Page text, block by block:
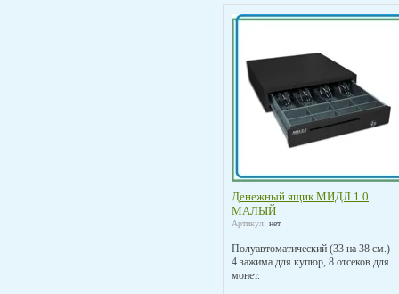
Денежный ящик МИДЛ 1.0
МАЛЫЙ
Артикул: нет
Полуавтоматический (33 на 38 см.)
4 зажима для купюр, 8 отсеков для
монет.